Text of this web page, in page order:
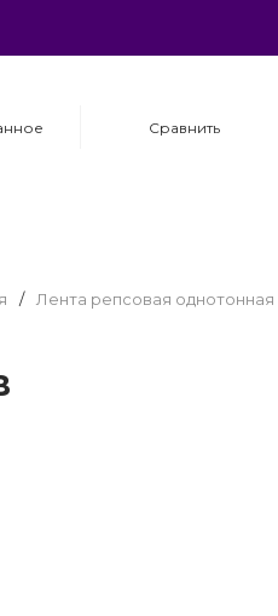
Сравнить
/ Лента репсовая однотонная